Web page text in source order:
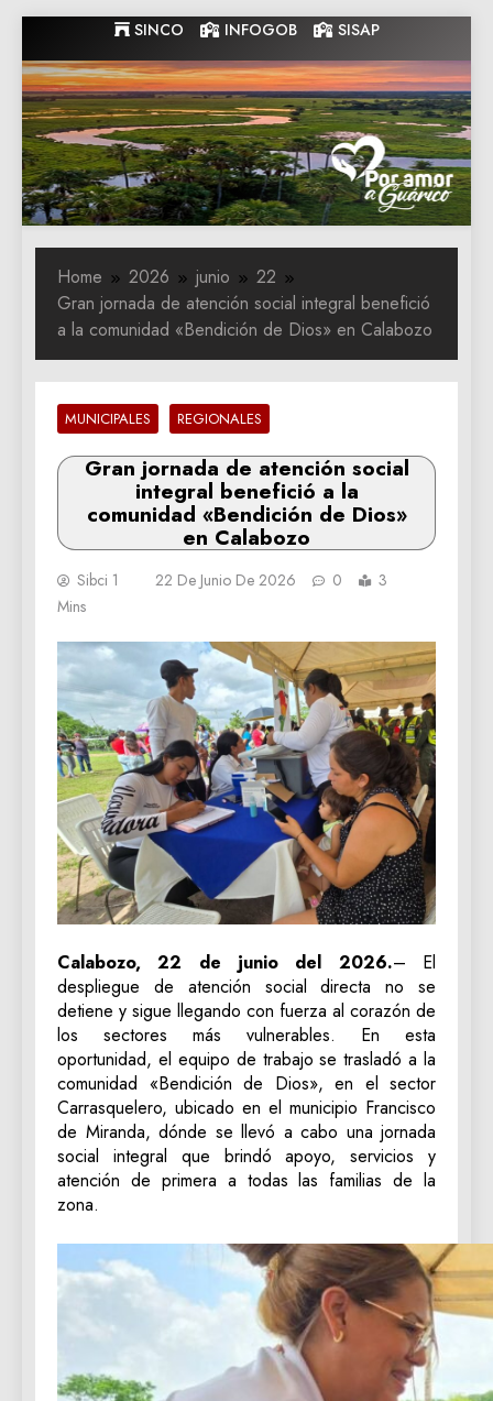
to
content
SINCO INFOGOB SISAP
Gobernacion
de Guarico
Gobernacion de Guarico
Home 2026 junio
22
Gran jornada de atención social integral benefició
a la comunidad «Bendición de Dios» en Calabozo
MUNICIPALES REGIONALES
Gran jornada de atención social
integral benefició a la
comunidad «Bendición de Dios»
en Calabozo
Sibci 1 22 De Junio De 2026 0
3
Mins
Calabozo, 22 de junio del 2026.– El
despliegue de atención social directa no se
detiene y sigue llegando con fuerza al corazón de
los sectores más vulnerables. En esta
oportunidad, el equipo de trabajo se trasladó a la
comunidad «Bendición de Dios», en el sector
Carrasquelero, ubicado en el municipio Francisco
de Miranda, dónde se llevó a cabo una jornada
social integral que brindó apoyo, servicios y
atención de primera a todas las familias de la
zona.